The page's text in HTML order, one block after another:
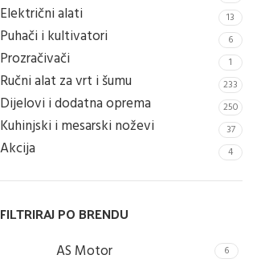
Električni alati 13
Puhači i kultivatori 6
Prozračivači 1
Ručni alat za vrt i šumu 233
Dijelovi i dodatna oprema 250
Kuhinjski i mesarski noževi 37
Akcija 4
FILTRIRAJ PO BRENDU
AS Motor 6